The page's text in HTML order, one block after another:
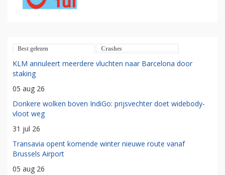
Best gelezen Crashes
KLM annuleert meerdere vluchten naar Barcelona door
staking
05 aug 26
Donkere wolken boven IndiGo: prijsvechter doet widebody-
vloot weg
31 jul 26
Transavia opent komende winter nieuwe route vanaf
Brussels Airport
05 aug 26